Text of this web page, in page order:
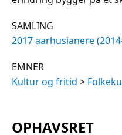
SAMLING
2017 aarhusianere
EMNER
Kultur og fritid >
OPHAVSRET